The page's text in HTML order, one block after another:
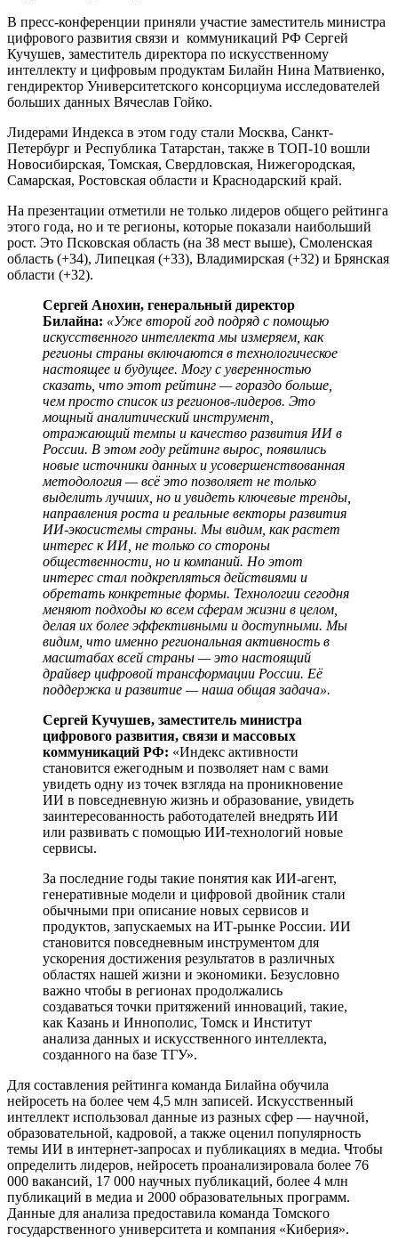
В пресс-конференции приняли участие заместитель министра
цифрового развития связи и коммуникаций РФ Сергей
Кучушев, заместитель директора по искусственному
интеллекту и цифровым продуктам Билайн Нина Матвиенко,
гендиректор Университетского консорциума исследователей
больших данных Вячеслав Гойко.
Лидерами Индекса в этом году стали Москва, Санкт-
Петербург и Республика Татарстан, также в ТОП-10 вошли
Новосибирская, Томская, Свердловская, Нижегородская,
Самарская, Ростовская области и Краснодарский край.
На презентации отметили не только лидеров общего рейтинга
этого года, но и те регионы, которые показали наибольший
рост. Это Псковская область (на 38 мест выше), Смоленская
область (+34), Липецкая (+33), Владимирская (+32) и Брянская
области (+32).
Сергей Анохин, генеральный директор
Билайна: «Уже второй год подряд с помощью
искусственного интеллекта мы измеряем, как
регионы страны включаются в технологическое
настоящее и будущее. Могу с уверенностью
сказать, что этот рейтинг — гораздо больше,
чем просто список из регионов-лидеров. Это
мощный аналитический инструмент,
отражающий темпы и качество развития ИИ в
России. В этом году рейтинг вырос, появились
новые источники данных и усовершенствованная
методология — всё это позволяет не только
выделить лучших, но и увидеть ключевые тренды,
направления роста и реальные векторы развития
ИИ-экосистемы страны. Мы видим, как растет
интерес к ИИ, не только со стороны
общественности, но и компаний. Но этот
интерес стал подкрепляться действиями и
обретать конкретные формы. Технологии сегодня
меняют подходы ко всем сферам жизни в целом,
делая их более эффективными и доступными. Мы
видим, что именно региональная активность в
масштабах всей страны — это настоящий
драйвер цифровой трансформации России. Её
поддержка и развитие — наша общая задача».
Сергей Кучушев, заместитель министра
цифрового развития, связи и массовых
коммуникаций РФ: «Индекс активности
становится ежегодным и позволяет нам с вами
увидеть одну из точек взгляда на проникновение
ИИ в повседневную жизнь и образование, увидеть
заинтересованность работодателей внедрять ИИ
или развивать с помощью ИИ-технологий новые
сервисы.
За последние годы такие понятия как ИИ-агент,
генеративные модели и цифровой двойник стали
обычными при описание новых сервисов и
продуктов, запускаемых на ИТ-рынке России. ИИ
становится повседневным инструментом для
ускорения достижения результатов в различных
областях нашей жизни и экономики. Безусловно
важно чтобы в регионах продолжались
создаваться точки притяжений инноваций, такие,
как Казань и Иннополис, Томск и Институт
анализа данных и искусственного интеллекта,
созданного на базе ТГУ».
Для составления рейтинга команда Билайна обучила
нейросеть на более чем 4,5 млн записей. Искусственный
интеллект использовал данные из разных сфер — научной,
образовательной, кадровой, а также оценил популярность
темы ИИ в интернет-запросах и публикациях в медиа. Чтобы
определить лидеров, нейросеть проанализировала более 76
000 вакансий, 17 000 научных публикаций, более 4 млн
публикаций в медиа и 2000 образовательных программ.
Данные для анализа предоставила команда Томского
государственного университета и компания «Киберия».